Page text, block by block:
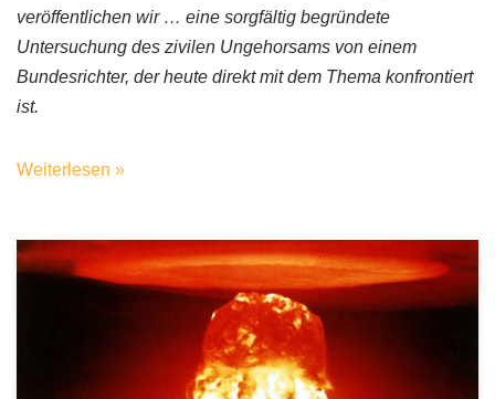
veröffentlichen wir … eine sorgfältig begründete
Untersuchung des zivilen Ungehorsams von einem
Bundesrichter, der heute direkt mit dem Thema konfrontiert
ist.
Weiterlesen »